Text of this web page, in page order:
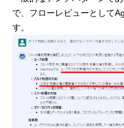
で、フローレビューとして
す。